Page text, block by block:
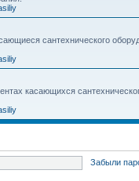
сантехнического
касающихся
Забыли